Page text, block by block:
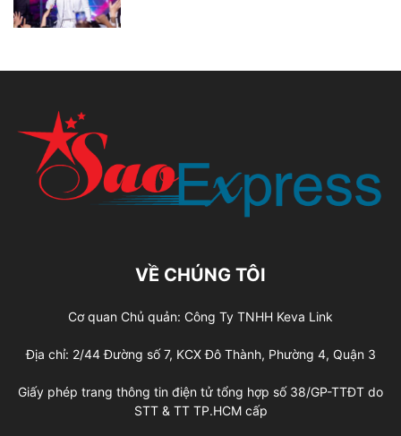
VỀ CHÚNG TÔI
Cơ quan Chủ quản: Công Ty TNHH Keva Link
Địa chỉ: 2/44 Đường số 7, KCX Đô Thành, Phường 4, Quận 3
Giấy phép trang thông tin điện tử tổng hợp số 38/GP-TTĐT do
STT & TT TP.HCM cấp